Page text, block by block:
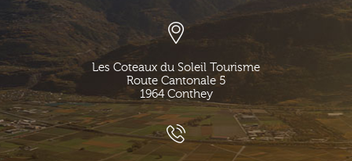
Les Coteaux du Soleil Tourisme
Route Cantonale 5
1964 Conthey